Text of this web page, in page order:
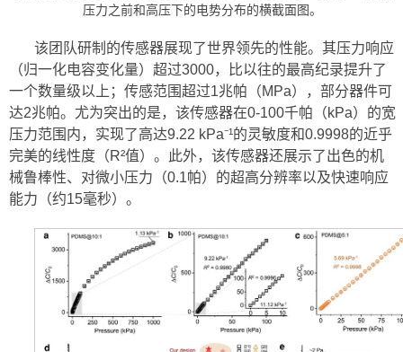
压力之前和高压下的电势分布的横截面图。
该团队研制的传感器展现了世界领先的性能。其压力响应
（归一化电容变化量）超过3000，比以往的最高纪录提升了
一个数量级以上；传感范围超过1兆帕（MPa），部分器件可
达2兆帕。尤为突出的是，该传感器在0-100千帕（kPa）的宽
压力范围内，实现了高达9.22 kPa⁻¹的灵敏度和0.9998的近乎
完美的线性度（R²值）。此外，该传感器还展示了出色的机
械鲁棒性、对微小压力（0.1帕）的超高分辨率以及快速响应
能力（约15毫秒）。